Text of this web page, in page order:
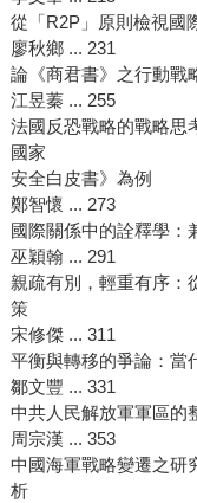
從「R2P」原則檢視國
廖秋鄉 ... 231
論《商君書》之行動戰
江昱蓁 ... 255
法國反恐戰略的戰略思
國家
安全白皮書》為例
鄭智懷 ... 273
國際關係中的詮釋學：
巫穎翰 ... 291
親疏有別，輕重有序：
策
宋修傑 ... 311
平衡與轉移的爭論：當
鄒文豐 ... 331
中共人民解放軍軍區的
周宗漢 ... 353
中國海軍戰略變遷之研
析